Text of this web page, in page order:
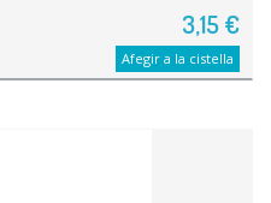
3,15 €
Afegir a la cistella